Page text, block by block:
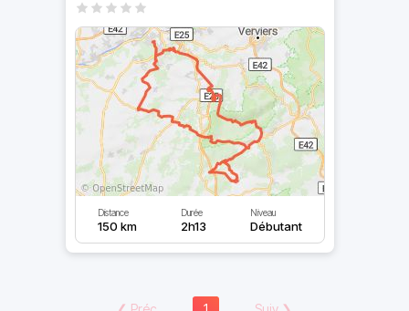
Distance
150 km
Durée
2h13
Niveau
Débutant